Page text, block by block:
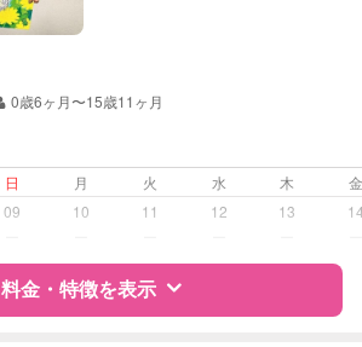
子育て経験
対応可否は個別に相談
絵・工作レッスン
0歳6ヶ月〜15歳11ヶ月
日 月 火 水 木
09 10 11 12 13
料金・特徴を表示